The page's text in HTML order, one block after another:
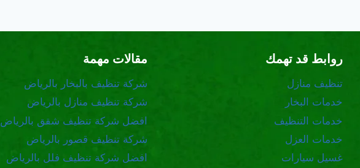
روابط قد تهمك
تنظيف منازل
خدمات البخار
خدمات التنظيف
خدمات العزل
غسيل سيارات
مقالات مهمة
شركة تنظيف بالبخار بالرياض
شركة تنظيف منازل بالرياض
افضل شركة تنظيف شقق بالرياض
شركة تنظيف قصور بالرياض
افضل شركة تنظيف فلل بالرياض